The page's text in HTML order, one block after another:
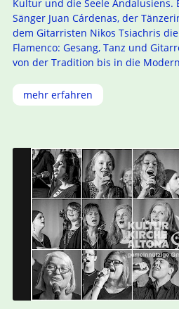
Kultur und die Seele Andalusiens.
Sänger Juan Cárdenas, der
dem Gitarristen Nikos Tsiachris
Flamenco: Gesang, Tanz und
von der Tradition bis in die
mehr erfahren